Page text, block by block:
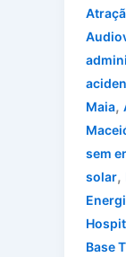
Maia,
sem
solar,
Base